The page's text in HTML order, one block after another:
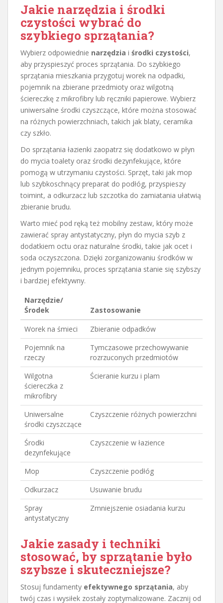
Jakie narzędzia i środki
czystości wybrać do
szybkiego sprzątania?
Wybierz odpowiednie narzędzia i środki czystości,
aby przyspieszyć proces sprzątania. Do szybkiego
sprzątania mieszkania przygotuj worek na odpadki,
pojemnik na zbierane przedmioty oraz wilgotną
ściereczkę z mikrofibry lub ręczniki papierowe. Wybierz
uniwersalne środki czyszczące, które można stosować
na różnych powierzchniach, takich jak blaty, ceramika
czy szkło.
Do sprzątania łazienki zaopatrz się dodatkowo w płyn
do mycia toalety oraz środki dezynfekujące, które
pomogą w utrzymaniu czystości. Sprzęt, taki jak mop
lub szybkoschnący preparat do podłóg, przyspieszy
toimint, a odkurzacz lub szczotka do zamiatania ułatwią
zbieranie brudu.
Warto mieć pod ręką też mobilny zestaw, który może
zawierać spray antystatyczny, płyn do mycia szyb z
dodatkiem octu oraz naturalne środki, takie jak ocet i
soda oczyszczona. Dzięki zorganizowaniu środków w
jednym pojemniku, proces sprzątania stanie się szybszy
i bardziej efektywny.
Narzędzie/
Środek
Zastosowanie
Worek na śmieci
Zbieranie odpadków
Pojemnik na
rzeczy
Tymczasowe przechowywanie
rozrzuconych przedmiotów
Wilgotna
ściereczka z
mikrofibry
Ścieranie kurzu i plam
Uniwersalne
środki czyszczące
Czyszczenie różnych powierzchni
Środki
dezynfekujące
Czyszczenie w łazience
Mop
Czyszczenie podłóg
Odkurzacz
Usuwanie brudu
Spray
antystatyczny
Zmniejszenie osiadania kurzu
Jakie zasady i techniki
stosować, by sprzątanie było
szybsze i skuteczniejsze?
Stosuj fundamenty efektywnego sprzątania, aby
twój czas i wysiłek zostały zoptymalizowane. Zacznij od